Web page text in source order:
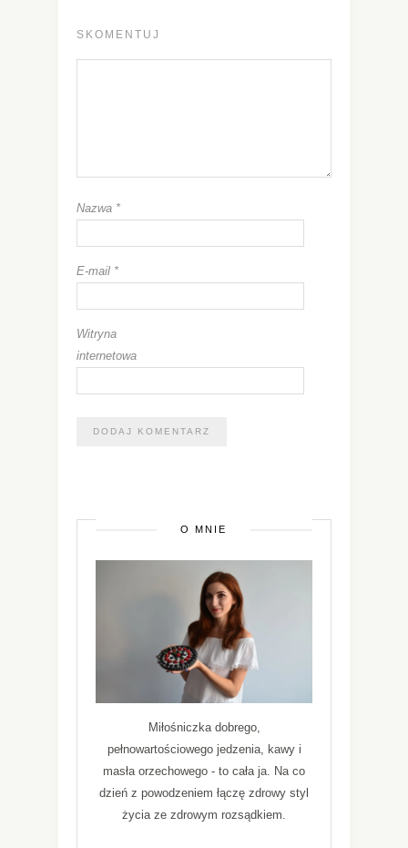
SKOMENTUJ
Nazwa *
E-mail *
Witryna
internetowa
O MNIE
Miłośniczka dobrego,
pełnowartościowego jedzenia, kawy i
masła orzechowego - to cała ja. Na co
dzień z powodzeniem łączę zdrowy styl
życia ze zdrowym rozsądkiem.